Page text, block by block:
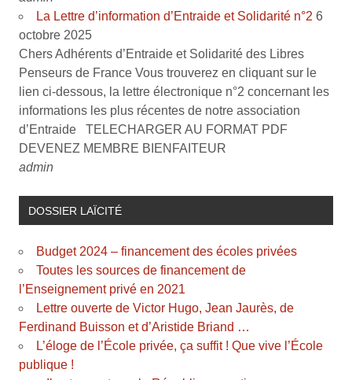
La Lettre d’information d’Entraide et Solidarité n°2 6
octobre 2025
Chers Adhérents d’Entraide et Solidarité des Libres
Penseurs de France Vous trouverez en cliquant sur le
lien ci-dessous, la lettre électronique n°2 concernant les
informations les plus récentes de notre association
d’Entraide TELECHARGER AU FORMAT PDF
DEVENEZ MEMBRE BIENFAITEUR
admin
DOSSIER LAÏCITÉ
Budget 2024 – financement des écoles privées
Toutes les sources de financement de
l’Enseignement privé en 2021
Lettre ouverte de Victor Hugo, Jean Jaurès, de
Ferdinand Buisson et d’Aristide Briand …
L’éloge de l’École privée, ça suffit ! Que vive l’École
publique !